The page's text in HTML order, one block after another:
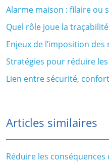
Alarme maison : filaire ou
Quel rôle joue la
Enjeux de l’imposition
Stratégies pour réduire
Lien entre sécurité,
Articles similaires
Réduire les